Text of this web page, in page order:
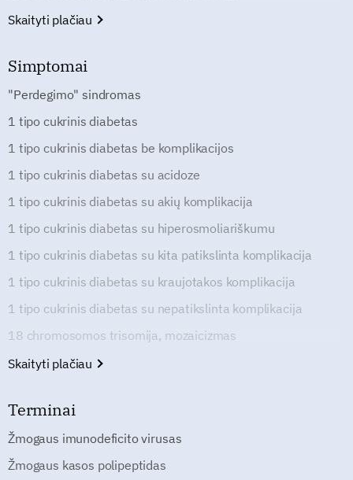
Skaityti plačiau
Simptomai
"Perdegimo" sindromas
1 tipo cukrinis diabetas
1 tipo cukrinis diabetas be komplikacijos
1 tipo cukrinis diabetas su acidoze
1 tipo cukrinis diabetas su akių komplikacija
1 tipo cukrinis diabetas su hiperosmoliariškumu
1 tipo cukrinis diabetas su kita patikslinta komplikacija
1 tipo cukrinis diabetas su kraujotakos komplikacija
1 tipo cukrinis diabetas su nepatikslinta komplikacija
18 chromosomos trisomija, mozaicizmas
Skaityti plačiau
Terminai
Žmogaus imunodeficito virusas
Žmogaus kasos polipeptidas